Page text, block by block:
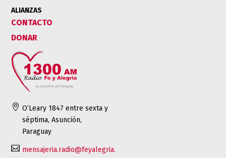
ALIANZAS
CONTACTO
DONAR
 O’Leary 1847 entre sexta y
séptima, Asunción,
Paraguay
 mensajeria.radio@feyalegria.